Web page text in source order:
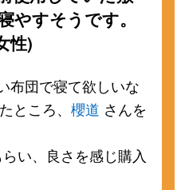
やすそうです。
性)
布団で寝て欲しいな
ところ、櫻道 さんを
い、良さを感じ購入